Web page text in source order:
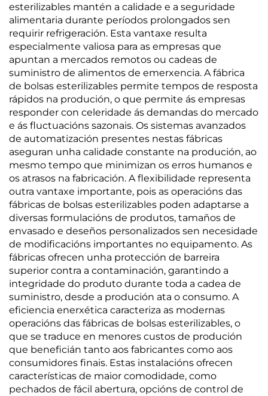
esterilizables mantén a calidade e a seguridade
alimentaria durante períodos prolongados sen
requirir refrigeración. Esta vantaxe resulta
especialmente valiosa para as empresas que
apuntan a mercados remotos ou cadeas de
suministro de alimentos de emerxencia. A fábrica
de bolsas esterilizables permite tempos de resposta
rápidos na produción, o que permite ás empresas
responder con celeridade ás demandas do mercado
e ás fluctuacións sazonais. Os sistemas avanzados
de automatización presentes nestas fábricas
aseguran unha calidade constante na produción, ao
mesmo tempo que minimizan os erros humanos e
os atrasos na fabricación. A flexibilidade representa
outra vantaxe importante, pois as operacións das
fábricas de bolsas esterilizables poden adaptarse a
diversas formulacións de produtos, tamaños de
envasado e deseños personalizados sen necesidade
de modificacións importantes no equipamento. As
fábricas ofrecen unha protección de barreira
superior contra a contaminación, garantindo a
integridade do produto durante toda a cadea de
suministro, desde a produción ata o consumo. A
eficiencia enerxética caracteriza as modernas
operacións das fábricas de bolsas esterilizables, o
que se traduce en menores custos de produción
que beneficián tanto aos fabricantes como aos
consumidores finais. Estas instalacións ofrecen
características de maior comodidade, como
pechados de fácil abertura, opcións de control de